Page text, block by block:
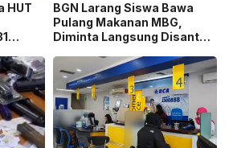
HUT
BGN Larang Siswa Bawa
Pulang Makanan MBG,
Diminta Langsung Disantap